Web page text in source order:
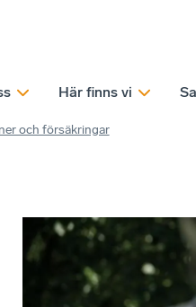
Här finns vi
och försäkringar